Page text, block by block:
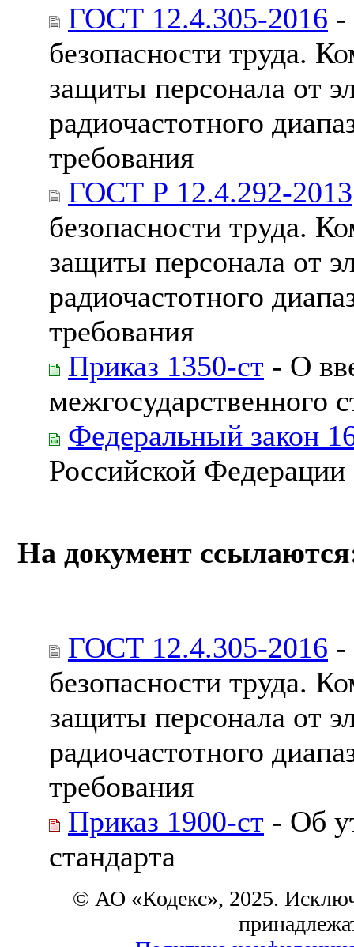
ГОСТ 12.4.305-2016 -
безопасности труда.
защиты персонала от
радиочастотного
требования
ГОСТ Р 12.4.292-2013
безопасности труда.
защиты персонала от
радиочастотного
требования
Приказ 1350-ст - О
межгосударственного
Федеральный закон
Российской Федерации
На документ
ГОСТ 12.4.305-2016 -
безопасности труда.
защиты персонала от
радиочастотного
требования
Приказ 1900-ст - Об
стандарта
© АО «Кодекс», 2025.